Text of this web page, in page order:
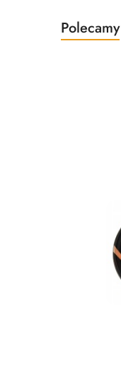
Pomiń karuzelę
Produkty
o
Polecamy